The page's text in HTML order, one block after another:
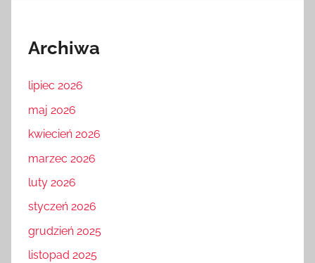
Archiwa
lipiec 2026
maj 2026
kwiecień 2026
marzec 2026
luty 2026
styczeń 2026
grudzień 2025
listopad 2025